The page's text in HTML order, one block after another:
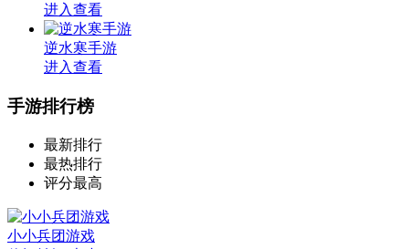
进入查看
逆水寒手游
进入查看
手游排行榜
最新排行
最热排行
评分最高
小小兵团游戏